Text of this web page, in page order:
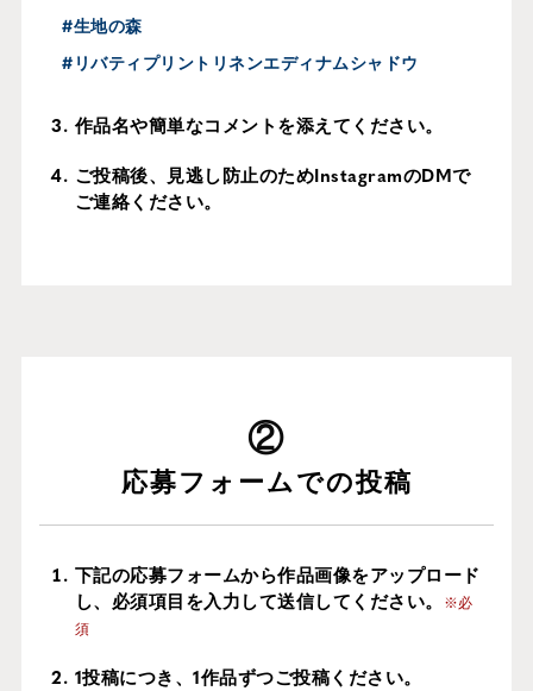
#生地の森
#リバティプリントリネンエディナムシャドウ
作品名や簡単なコメントを添えてください。
ご投稿後、見逃し防止のためInstagramのDMで
ご連絡ください。
応募フォームでの投稿
下記の応募フォームから作品画像をアップロード
し、必須項目を入力して送信してください。
※必
須
1投稿につき、1作品ずつご投稿ください。